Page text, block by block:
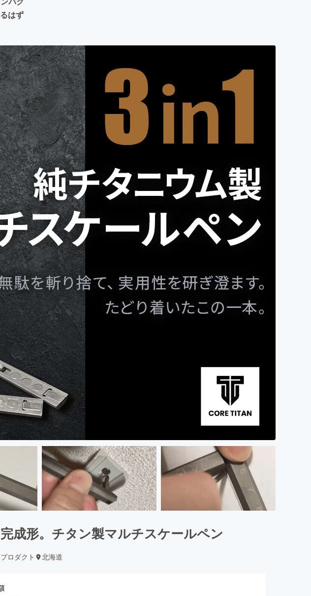
はず
成形。チタン製マルチスケールペン
プロダクト 北海道